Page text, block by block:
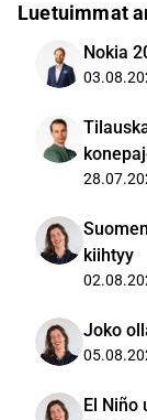
Luetuimmat
Nokia
kiihtyy
Joko
El Niño